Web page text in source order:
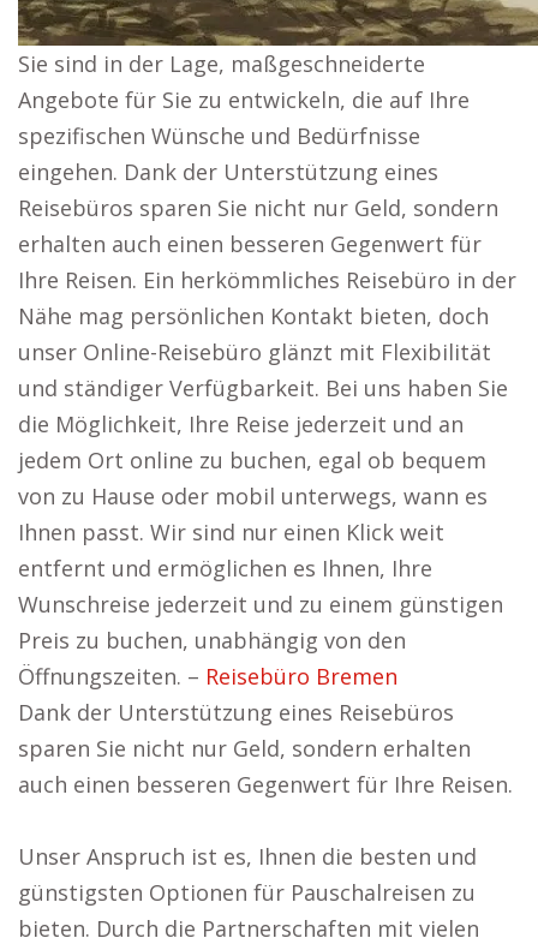
Sie sind in der Lage, maßgeschneiderte
Angebote für Sie zu entwickeln, die auf Ihre
spezifischen Wünsche und Bedürfnisse
eingehen. Dank der Unterstützung eines
Reisebüros sparen Sie nicht nur Geld, sondern
erhalten auch einen besseren Gegenwert für
Ihre Reisen. Ein herkömmliches Reisebüro in der
Nähe mag persönlichen Kontakt bieten, doch
unser Online-Reisebüro glänzt mit Flexibilität
und ständiger Verfügbarkeit. Bei uns haben Sie
die Möglichkeit, Ihre Reise jederzeit und an
jedem Ort online zu buchen, egal ob bequem
von zu Hause oder mobil unterwegs, wann es
Ihnen passt. Wir sind nur einen Klick weit
entfernt und ermöglichen es Ihnen, Ihre
Wunschreise jederzeit und zu einem günstigen
Preis zu buchen, unabhängig von den
Öffnungszeiten. – Reisebüro Bremen
Dank der Unterstützung eines Reisebüros
sparen Sie nicht nur Geld, sondern erhalten
auch einen besseren Gegenwert für Ihre Reisen.
Unser Anspruch ist es, Ihnen die besten und
günstigsten Optionen für Pauschalreisen zu
bieten. Durch die Partnerschaften mit vielen